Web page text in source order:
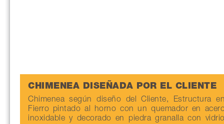
CHIMENEA DISEÑADA POR EL CLIENTE
Chimenea según diseño del Cliente, Estructura
Fierro pintado al horno con un quemador en
inoxidable y decorado en piedra granalla con